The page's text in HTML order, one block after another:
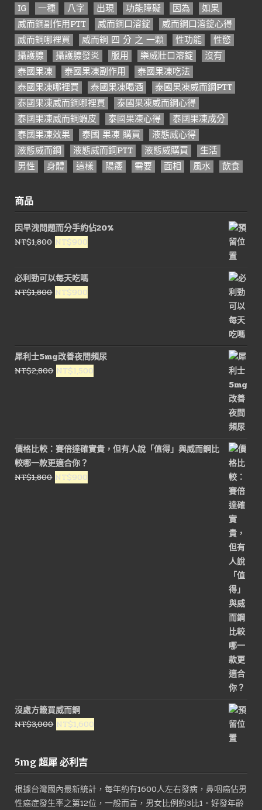
IG 一種 八字 出現 功能障礙 因為
如果
威而鋼副作用PTT
威而鋼口溶錠
威而鋼口溶錠心得
威而鋼哪裡買
威而鋼 四 分 之 一顆 性功能
性慾
攝護腺
攝護腺發炎 服用 樂威壯口溶錠
沒有
泰國果凍
泰國果凍副作用
泰國果凍吃法
泰國果凍哪裡買
泰國果凍喝酒
泰國果凍威而鋼PTT
泰國果凍威而鋼哪裡買
泰國果凍威而鋼心得
泰國果凍威而鋼蝦皮
泰國果凍心得
泰國果凍成分
泰國果凍效果
泰國 果凍 購買
液態威心得
液態威而鋼
液態威而鋼PTT 液態威購買
生活
男性
身體 這樣 陽痿 需要 面相 風水 飲食
商品
因早洩問題而分手約佔20%
NT$1,800 原
價
格：
NT$1,800。
NT$900
價
格：
NT$900。
必利勁可以每天吃嗎
NT$1,800 原
NT$1,800。
NT$900
NT$900。
犀利士5mg改善夜間頻尿
NT$2,800 原
NT$1,500
價格比較：賽倍達確實貴，但有人說「值得」與威而鋼比
較哪一款更適合你？
NT$1,800 原
NT$900
沒處方籤買威而鋼
NT$3,000 原
格：
NT$1,600
5mg 超犀 必利吉
根據台灣國內最新統計，每年約有1600人左右發病，鼻咽癌佔男
性癌症發生率之第12位，一般而言，男女比例約3比1。好發年齡